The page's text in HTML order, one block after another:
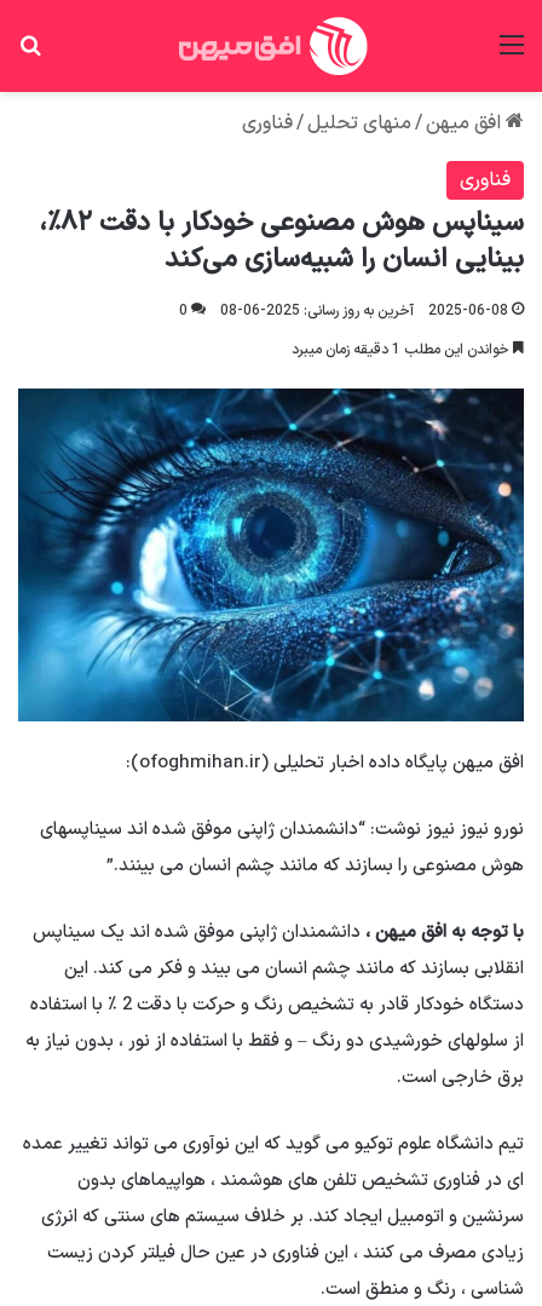
افق میهن/منهای تحلیل/فناوری
فناوری
سیناپس هوش مصنوعی خودکار با دقت ۸۲٪،
بینایی انسان را شبیه‌سازی می‌کند
2025-06-08 آخرین به روز رسانی: 2025-06-08
0
خواندن این مطلب 1 دقیقه زمان میبرد
افق میهن پایگاه داده اخبار تحلیلی (ofoghmihan.ir):
نورو نیوز نیوز نوشت: “دانشمندان ژاپنی موفق شده اند سیناپسهای
هوش مصنوعی را بسازند که مانند چشم انسان می بینند.”
با توجه به افق میهن ، دانشمندان ژاپنی موفق شده اند یک سیناپس
انقلابی بسازند که مانند چشم انسان می بیند و فکر می کند. این
دستگاه خودکار قادر به تشخیص رنگ و حرکت با دقت 2 ٪ با استفاده
از سلولهای خورشیدی دو رنگ – و فقط با استفاده از نور ، بدون نیاز به
برق خارجی است.
تیم دانشگاه علوم توکیو می گوید که این نوآوری می تواند تغییر عمده
ای در فناوری تشخیص تلفن های هوشمند ، هواپیماهای بدون
سرنشین و اتومبیل ایجاد کند. بر خلاف سیستم های سنتی که انرژی
زیادی مصرف می کنند ، این فناوری در عین حال فیلتر کردن زیست
شناسی ، رنگ و منطق است.